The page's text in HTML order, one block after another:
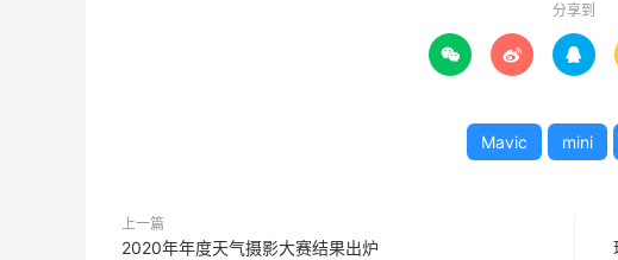
分享到
  
Mavic mini
上一篇
2020年年度天气摄影大赛结果出炉